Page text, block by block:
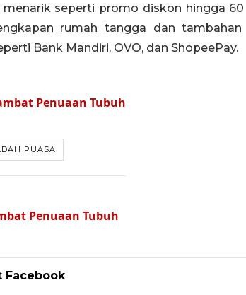
seperti promo diskon hingga 60
rumah tangga dan tambahan
Bank Mandiri, OVO, dan ShopeePay.
Penuaan Tubuh
PUASA
Penuaan Tubuh
Facebook